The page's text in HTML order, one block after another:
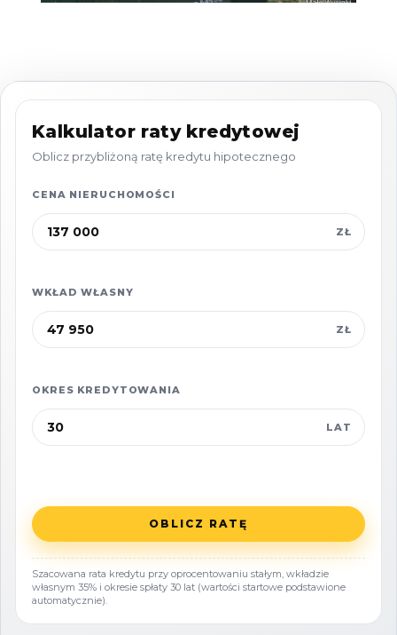
_
KUP Z NAMI - NAJKORZYSTNIEJ,
NAJSZYBCIEJ I BEZPIECZNIE!
- Zadzwoń pod wskazany nr tel.
- Umów się na Prezentację,
- Przyjedź i Obejrzyj na żywo,
Kalkulator raty kredytowej
Oblicz przybliżoną ratę kredytu hipotecznego
CENA NIERUCHOMOŚCI
ZŁ
WKŁAD WŁASNY
ZŁ
OKRES KREDYTOWANIA
LAT
OBLICZ RATĘ
Szacowana rata kredytu przy oprocentowaniu stałym, wkładzie
własnym 35% i okresie spłaty 30 lat (wartości startowe podstawione
automatycznie).